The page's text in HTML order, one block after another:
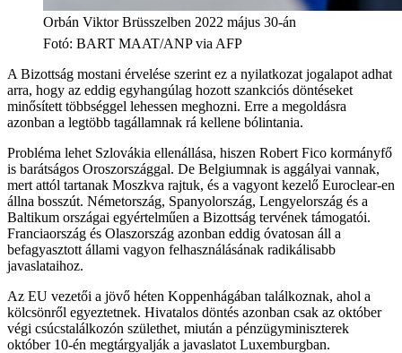
Orbán Viktor Brüsszelben 2022 május 30-án
Fotó: BART MAAT/ANP via AFP
A Bizottság mostani érvelése szerint ez a nyilatkozat jogalapot adhat
arra, hogy az eddig egyhangúlag hozott szankciós döntéseket
minősített többséggel lehessen meghozni. Erre a megoldásra
azonban a legtöbb tagállamnak rá kellene bólintania.
Probléma lehet Szlovákia ellenállása, hiszen Robert Fico kormányfő
is barátságos Oroszországgal. De Belgiumnak is aggályai vannak,
mert attól tartanak Moszkva rajtuk, és a vagyont kezelő Euroclear-en
állna bosszút. Németország, Spanyolország, Lengyelország és a
Baltikum országai egyértelműen a Bizottság tervének támogatói.
Franciaország és Olaszország azonban eddig óvatosan áll a
befagyasztott állami vagyon felhasználásának radikálisabb
javaslataihoz.
Az EU vezetői a jövő héten Koppenhágában találkoznak, ahol a
kölcsönről egyeztetnek. Hivatalos döntés azonban csak az október
végi csúcstalálkozón születhet, miután a pénzügyminiszterek
október 10-én megtárgyalják a javaslatot Luxemburgban.